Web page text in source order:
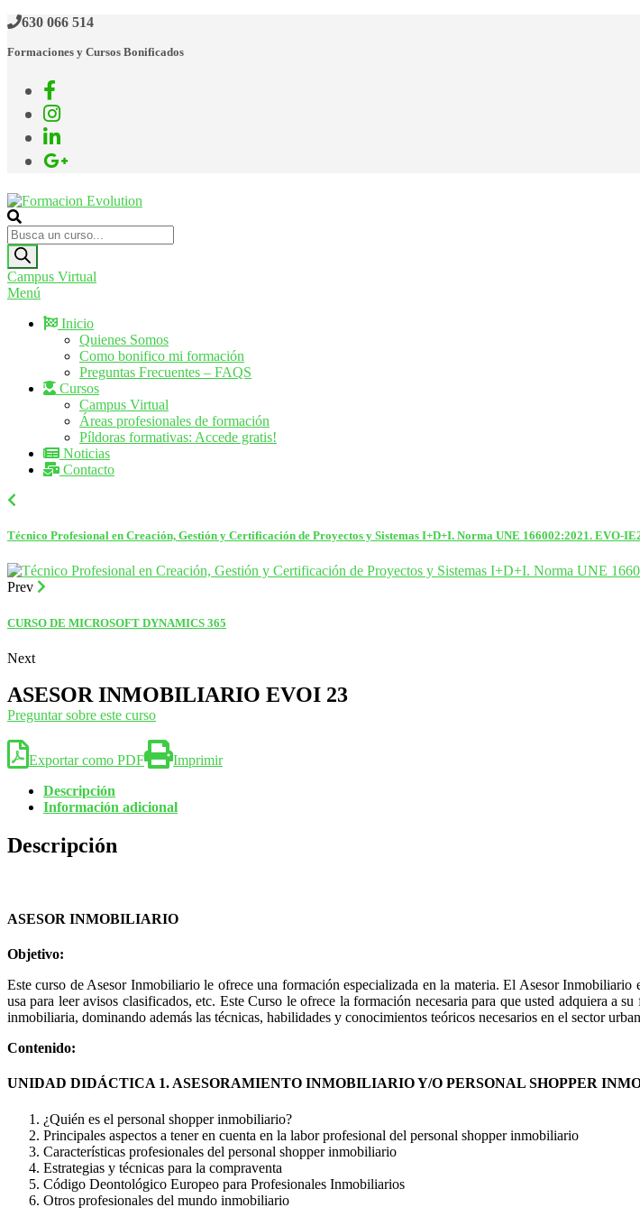
Saltar
contenido
630 066 514
Formaciones y Cursos Bonificados
Formacion Evolution
Cursos de formación continua
Búsqueda
de
productos
Campus Virtual
Menú
Inicio
Quienes Somos
Como bonifico mi formación
Preguntas Frecuentes – FAQS
Cursos
Campus Virtual
Áreas profesionales de formación
Píldoras formativas: Accede gratis!
Noticias
Contacto
Técnico Profesional en Creación, Gestión y Certificación de Proyectos y Sistemas I+D+I. Norma UNE 166002:2021. EVO-
Prev
CURSO DE MICROSOFT DYNAMICS 365
Next
ASESOR INMOBILIARIO EVOI 23
Preguntar sobre este curso
Exportar como PDF
Imprimir
Descripción
Información adicional
Descripción
ASESOR INMOBILIARIO
Objetivo:
Este curso de Asesor Inmobiliario le ofrece una formación especializada en la materia. El Asesor
usa para leer avisos clasificados, etc. Este Curso le ofrece la formación necesaria para que usted adquiera a
inmobiliaria, dominando además las técnicas, habilidades y conocimientos teóricos necesarios en el sector
Contenido:
UNIDAD DIDÁCTICA 1. ASESORAMIENTO INMOBILIARIO Y/O PERSONAL SHOPPER
¿Quién es el personal shopper inmobiliario?
Principales aspectos a tener en cuenta en la labor profesional del personal shopper inmobiliario
Características profesionales del personal shopper inmobiliario
Estrategias y técnicas para la compraventa
Código Deontológico Europeo para Profesionales Inmobiliarios
Otros profesionales del mundo inmobiliario